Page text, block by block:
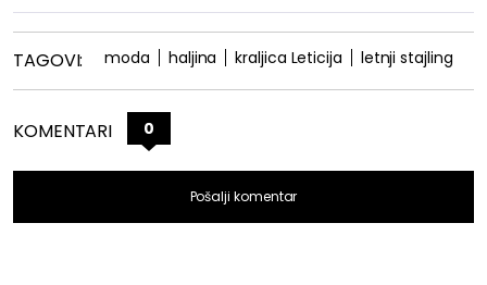
TAGOVI: moda haljina kraljica Leticija letnji stajling
KOMENTARI 0
Pošalji komentar